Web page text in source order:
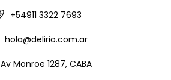
+54911 3322 7693
hola@delirio.com.ar
Av Monroe 1287, CABA